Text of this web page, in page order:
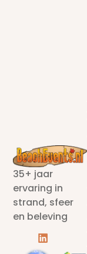
35+ jaar
ervaring in
strand, sfeer
en beleving